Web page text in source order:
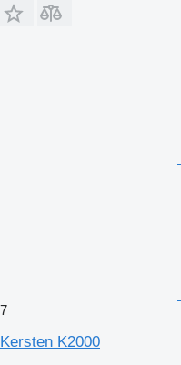
7
Kersten K2000